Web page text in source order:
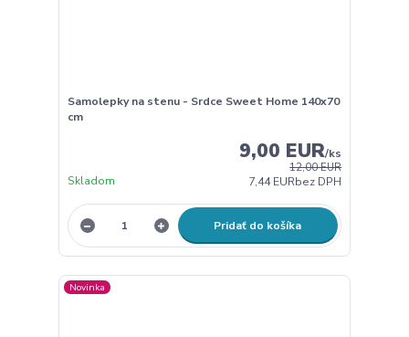
Samolepky na stenu - Srdce Sweet Home 140x70
cm
12,00 EUR
9,00 EUR/ks
7,44 EURbez DPH
Skladom
Pridať do košíka
Novinka